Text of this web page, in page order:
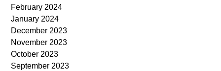
February 2024
January 2024
December 2023
November 2023
October 2023
September 2023